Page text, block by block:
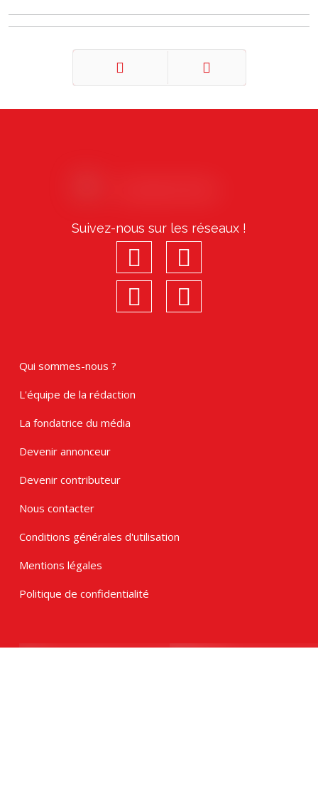
Suivez-nous sur les réseaux !
facebook
linkedin
Qui sommes-nous ?
L'équipe de la rédaction
La fondatrice du média
Devenir annonceur
Devenir contributeur
Nous contacter
Conditions générales d'utilisation
Mentions légales
Politique de confidentialité